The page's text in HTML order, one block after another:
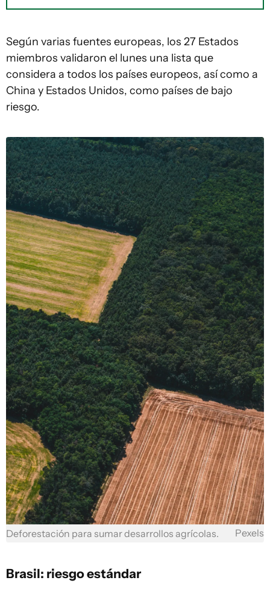
Según varias fuentes europeas, los 27 Estados
miembros validaron el lunes una lista que
considera a todos los países europeos, así como a
China y Estados Unidos, como países de bajo
riesgo.
Deforestación para sumar desarrollos agrícolas. Pexels
Brasil: riesgo estándar